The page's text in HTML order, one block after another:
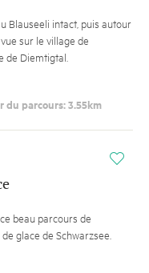
Blauseeli intact, puis autour
sur le village de
de Diemtigtal.
du parcours: 3.55km
i
beau parcours de
glace de Schwarzsee.